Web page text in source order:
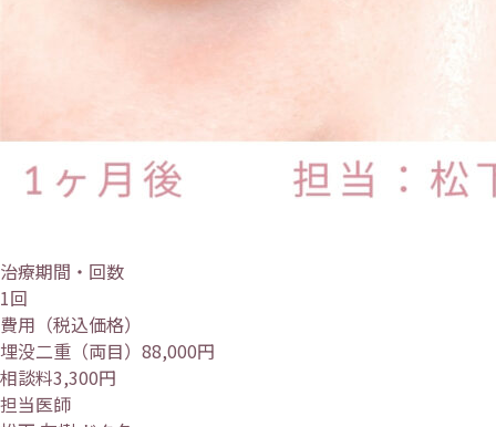
治療期間・回数
1回
費用（税込価格）
埋没二重（両目）88,000円
相談料3,300円
担当医師